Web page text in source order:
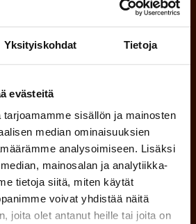
Yksityiskohdat Tietoja
evästeitä
sisällön ja mainosten
median ominaisuuksien
analysoimiseen. Lisäksi
mainosalan ja analytiikka-
tietoja siitä, miten käytät
voivat yhdistää näitä
joita olet antanut heille tai joita on
uutiskirjeesi
P
k
o
l
l
i
tallentamisen ja käsittelyn
mukaisesti *